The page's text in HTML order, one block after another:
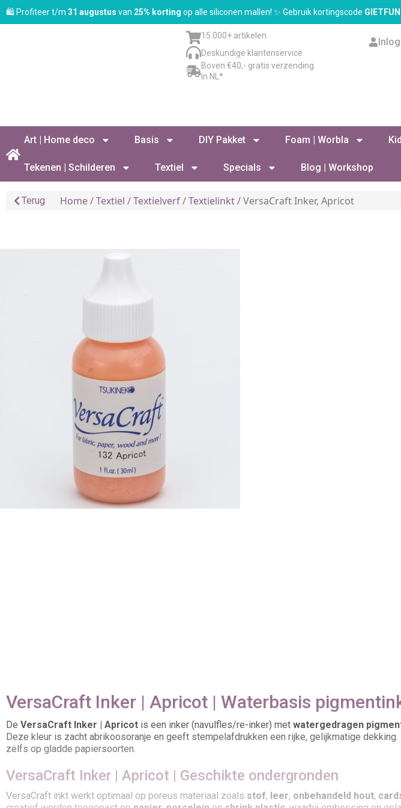
🛍️ Profiteer t/m 31 augustus van 25% korting op alle siliconen mallen! ✨ Gebruik kortingscode
15.000+ artikelen
Deskundige klantenservice
Boven €40,- gratis verzending
in NL*
Art | Home deco Basis DIY Pakket Foam | Worbla
Tekenen | Schilderen Textiel Specials Blog | Workshop
Terug Home/Textiel /Textielverf/Textielinkt/ VersaCraft Inker, Apricot
VersaCraft Inker | Apricot | Waterbasis
De VersaCraft Inker | Apricot is een inker (navulfles/re-inker) met watergedragen
Deze kleur is zacht abrikoosoranje en geeft stempelafdrukken een rijke, gelijkmatige dekking.
zelfs op gladde papiersoorten.
VersaCraft Inker | Apricot | Geschikte ondergronden
VersaCraft inkt werkt optimaal op poreus materiaal zoals stof, leer, onbehandeld hout,